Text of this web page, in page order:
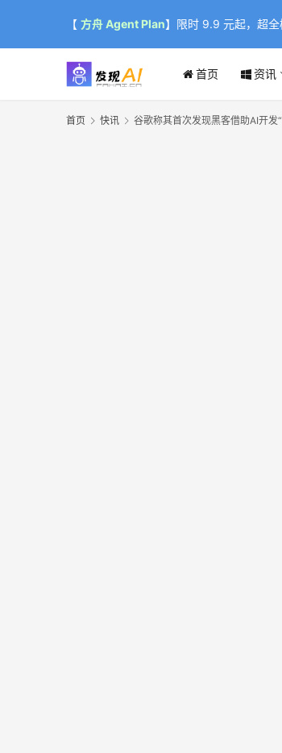
【 方舟 Agent Plan】限时 9.9 元起，超
首页 资讯
首页 快讯 谷歌称其首次发现黑客借助AI开发